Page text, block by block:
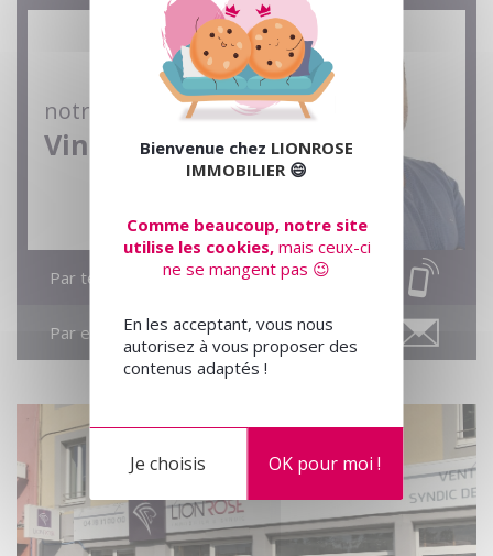
notre conseiller
Vincent
Par téléphone
Par email
Bienvenue chez LIONROSE
IMMOBILIER😄
Comme beaucoup, notre site
utilise les cookies,mais ceux-ci
ne se mangent pas 😉
En les acceptant, vous nous
autorisez à vous proposer des
contenus adaptés !
OK pour moi !
Je choisis